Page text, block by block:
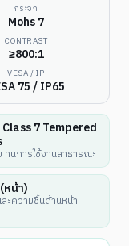
กระจก
Mohs 7
CONTRAST
≥800:1
VESA / IP
75 / IP65
Class 7 Tempered
ทนการใช้งานสาธารณะ
หน้า)
ะความชื้นด้านหน้า